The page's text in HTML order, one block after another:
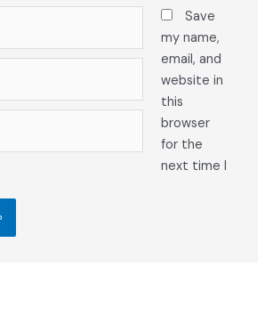
Save
my name,
email, and
website in
this
browser
for the
next time I